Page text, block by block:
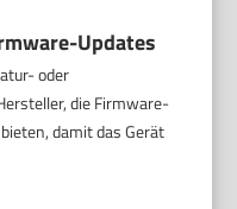
Updates
oder
die Firmware-
damit das Gerät